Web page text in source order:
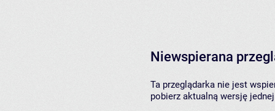
Niewspierana
Ta przeglądarka nie jest
pobierz aktualną wersję